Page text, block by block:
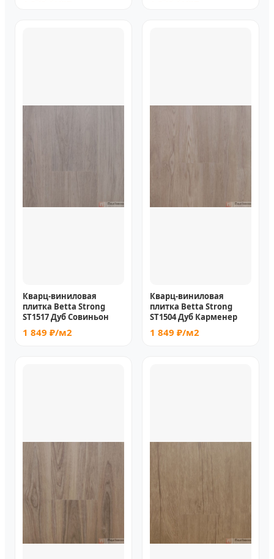
Кварц-виниловая
плитка Betta Strong
ST1517 Дуб Совиньон
1 849 ₽/м2
Кварц-виниловая
плитка Betta Strong
ST1504 Дуб Карменер
1 849 ₽/м2